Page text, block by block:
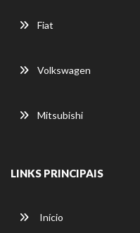
Fiat
Volkswagen
Mitsubishi
LINKS PRINCIPAIS
Início